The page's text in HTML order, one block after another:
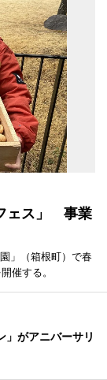
ェス」 事業
」（箱根町）で春
催する。
」がアニバーサリ